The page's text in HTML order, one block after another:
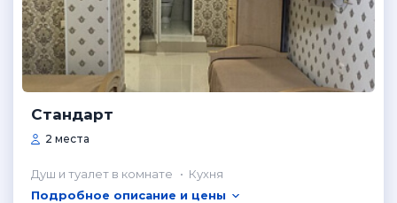
Стандарт
2 места
Душ и туалет в комнате
Кухня
Подробное описание и цены